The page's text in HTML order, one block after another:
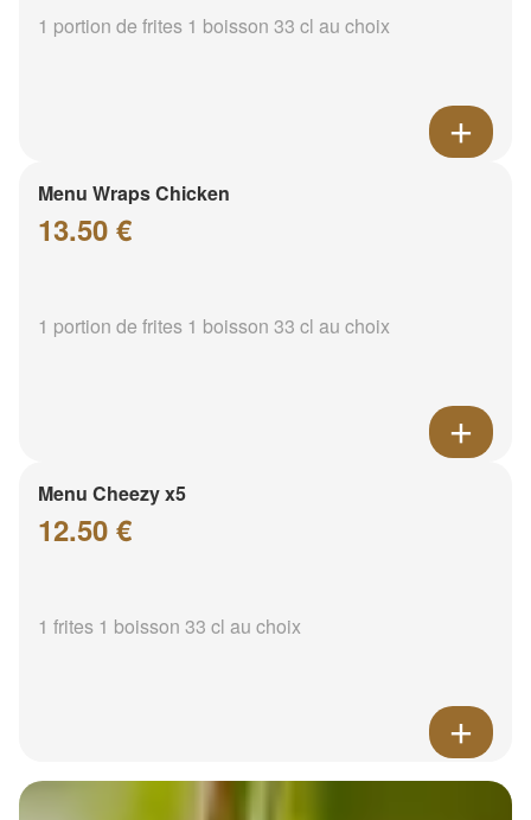
1 portion de frites 1 boisson 33 cl au choix
Menu Wraps Chicken
13.50 €
1 portion de frites 1 boisson 33 cl au choix
Menu Cheezy x5
12.50 €
1 frites 1 boisson 33 cl au choix